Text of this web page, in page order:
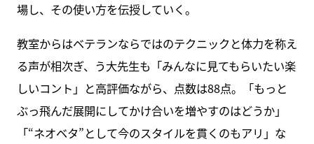
場し、その使い方を伝授していく。
教室からはベテランならではのテクニックと体力を称え
る声が相次ぎ、う大先生も「みんなに見てもらいたい楽
しいコント」と高評価ながら、点数は88点。「もっと
ぶっ飛んだ展開にしてかけ合いを増やすのはどうか」
「“ネオベタ”として今のスタイルを貫くのもアリ」な